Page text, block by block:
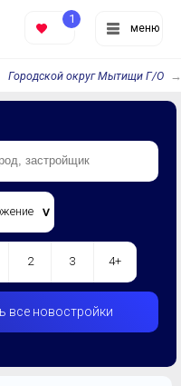
меню
1
Городской округ Мытищи Г/О
2 3 4+
все новостройки